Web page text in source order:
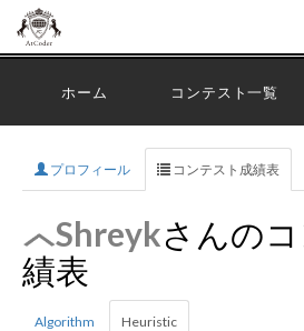
ホーム コンテスト一覧
プロフィール コンテスト成績表
Shreykさんの
績表
Algorithm Heuristic